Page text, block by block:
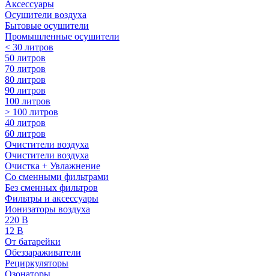
Аксессуары
Осушители воздуха
Бытовые осушители
Промышленные осушители
< 30 литров
50 литров
70 литров
80 литров
90 литров
100 литров
> 100 литров
40 литров
60 литров
Очистители воздуха
Очистители воздуха
Очистка + Увлажнение
Cо сменными фильтрами
Без сменных фильтров
Фильтры и аксессуары
Ионизаторы воздуха
220 В
12 В
От батарейки
Обеззараживатели
Рециркуляторы
Озонаторы